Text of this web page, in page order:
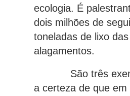
ecologia. É
dois milhões de
toneladas de lixo
alagamentos.
São três
a certeza de que